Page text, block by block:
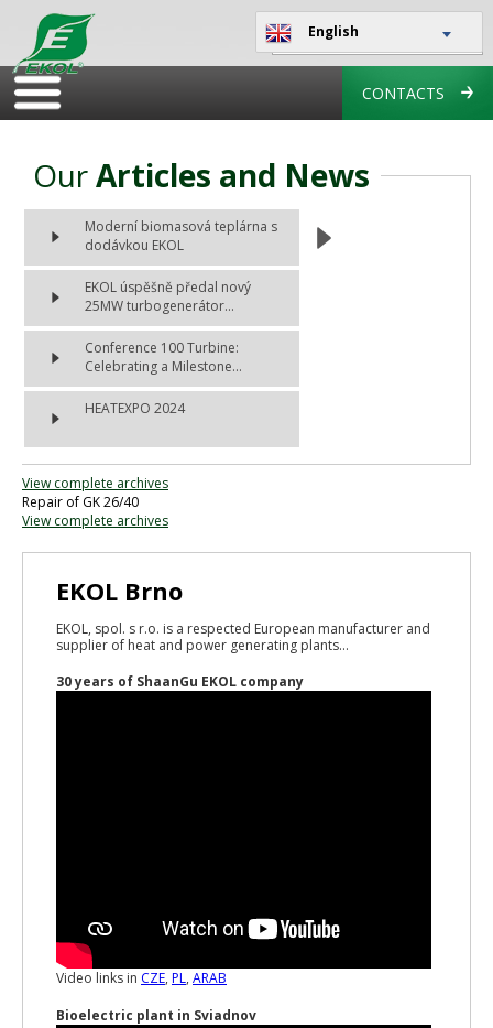
English
CONTACTS
OurArticles and News
Moderní biomasová teplárna s
dodávkou EKOL
EKOL úspěšně předal nový
25MW turbogenerátor...
Conference 100 Turbine:
Celebrating a Milestone...
HEATEXPO 2024
View complete archives
Repair of GK 26/40
View complete archives
EKOL Brno
EKOL, spol. s r.o. is a respected European manufacturer and
supplier of heat and power generating plants...
30 years of ShaanGu EKOL company
Video links in CZE, PL, ARAB
Bioelectric plant in Sviadnov